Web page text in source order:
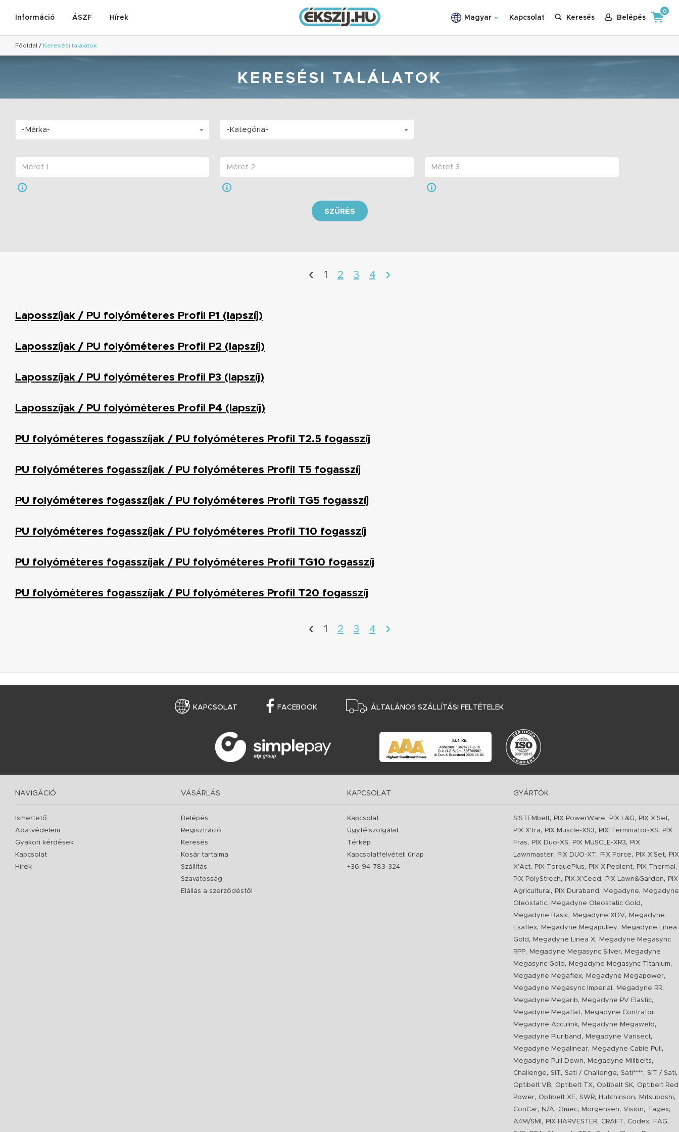
Információ ÁSZF Hírek Magyar Kapcsolat Keresés Belépés
0
Főoldal / Keresési találatok
KERESÉSI TALÁLATOK
-Márka- -Kategória-
SZŰRÉS
‹ 1 2 3 4 ›
Laposszíjak / PU folyóméteres Profil P1 (lapszíj)
Laposszíjak / PU folyóméteres Profil P2 (lapszíj)
Laposszíjak / PU folyóméteres Profil P3 (lapszíj)
Laposszíjak / PU folyóméteres Profil P4 (lapszíj)
PU folyóméteres fogasszíjak / PU folyóméteres Profil T2.5 fogasszíj
PU folyóméteres fogasszíjak / PU folyóméteres Profil T5 fogasszíj
PU folyóméteres fogasszíjak / PU folyóméteres Profil TG5 fogasszíj
PU folyóméteres fogasszíjak / PU folyóméteres Profil T10 fogasszíj
PU folyóméteres fogasszíjak / PU folyóméteres Profil TG10 fogasszíj
PU folyóméteres fogasszíjak / PU folyóméteres Profil T20 fogasszíj
‹ 1 2 3 4 ›
KAPCSOLAT FACEBOOK ÁLTALÁNOS SZÁLLÍTÁSI FELTÉTELEK
NAVIGÁCIÓ
Ismertető
Adatvédelem
Gyakori kérdések
Kapcsolat
Hírek
VÁSÁRLÁS
Belépés
Regisztráció
Keresés
Kosár tartalma
Szállítás
Szavatosság
Elállás a szerződéstől
KAPCSOLAT
Kapcsolat
Ügyfélszolgálat
Térkép
Kapcsolatfelvételi űrlap
+36-94-783-324
GYÁRTÓK
SISTEMbelt, PIX PowerWare, PIX L&G, PIX X'Set,
PIX X'tra, PIX Muscle-XS3, PIX Terminator-XS,
PIX
Fras, PIX Duo-XS, PIX MUSCLE-XR3,
PIX
Lawnmaster, PIX DUO-XT, PIX Force, PIX X'Set,
PIX
X'Act, PIX TorquePlus, PIX X'Pedient, PIX Thermal ,
PIX PolyStrech, PIX X'Ceed , PIX Lawn&Garden,
PIX
Agricultural , PIX Duraband , Megadyne,
Megadyne
Oleostatic, Megadyne Oleostatic Gold ,
Megadyne Basic, Megadyne XDV,
Megadyne
Esaflex, Megadyne Megapulley,
Megadyne Linea
Gold , Megadyne Linea X,
Megadyne Megasync
RPP, Megadyne Megasync Silver,
Megadyne
Megasync Gold , Megadyne Megasync Titanium,
Megadyne Megaflex, Megadyne Megapower,
Megadyne Megasync Imperial , Megadyne RR,
Megadyne Megarib, Megadyne PV Elastic,
Megadyne Megaflat, Megadyne Contrafor,
Megadyne Acculink, Megadyne Megaweld ,
Megadyne Pluriband , Megadyne Varisect,
Megadyne Megalinear, Megadyne Cable Pull ,
Megadyne Pull Down, Megadyne Millbelts,
Challenge, SIT, Sati / Challenge, Sati****, SIT / Sati,
Optibelt VB, Optibelt TX, Optibelt SK, Optibelt Red
Power, Optibelt XE, SWR, Hutchinson, Mitsuboshi,
ConCar, N/A, Omec, Morgensen, Vision, Tagex,
A4M/SMI , PIX HARVESTER, CRAFT, Codex, FAG,